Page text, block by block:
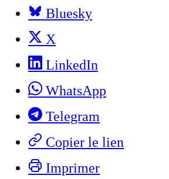
Bluesky
X
LinkedIn
WhatsApp
Telegram
Copier le lien
Imprimer